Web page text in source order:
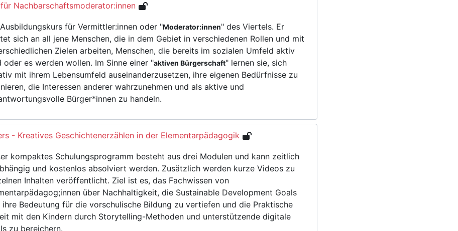
Nachbarschaftsmoderator:innen
für Vermittler:innen oder "Moderator:innen" des Viertels. Er
sich an all jene Menschen, die in dem Gebiet in verschiedenen Rollen und mit
Zielen arbeiten, Menschen, die bereits im sozialen Umfeld aktiv
oder es werden wollen. Im Sinne einer "aktiven Bürgerschaft" lernen sie, sich
mit ihrem Lebensumfeld auseinanderzusetzen, ihre eigenen Bedürfnisse zu
die Interessen anderer wahrzunehmen und als aktive und
Bürger*innen zu handeln.
- Kreatives Geschichtenerzählen in der Elementarpädagogik
kompaktes Schulungsprogramm besteht aus drei Modulen und kann zeitlich
und kostenlos absolviert werden. Zusätzlich werden kurze Videos zu
Inhalten veröffentlicht. Ziel ist es, das Fachwissen von
über Nachhaltigkeit, die Sustainable Development Goals
ihre Bedeutung für die vorschulische Bildung zu vertiefen und die Praktische
mit den Kindern durch Storytelling-Methoden und unterstützende digitale
zu bereichern.